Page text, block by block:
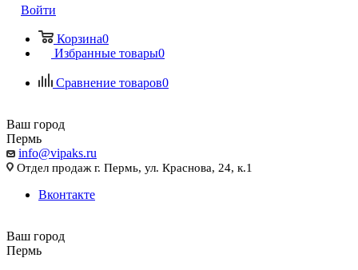
Войти
Корзина0
Избранные товары0
Сравнение товаров0
Ваш город
Пермь
info@vipaks.ru
Отдел продаж г. Пермь, ул. Краснова, 24, к.1
Вконтакте
Ваш город
Пермь